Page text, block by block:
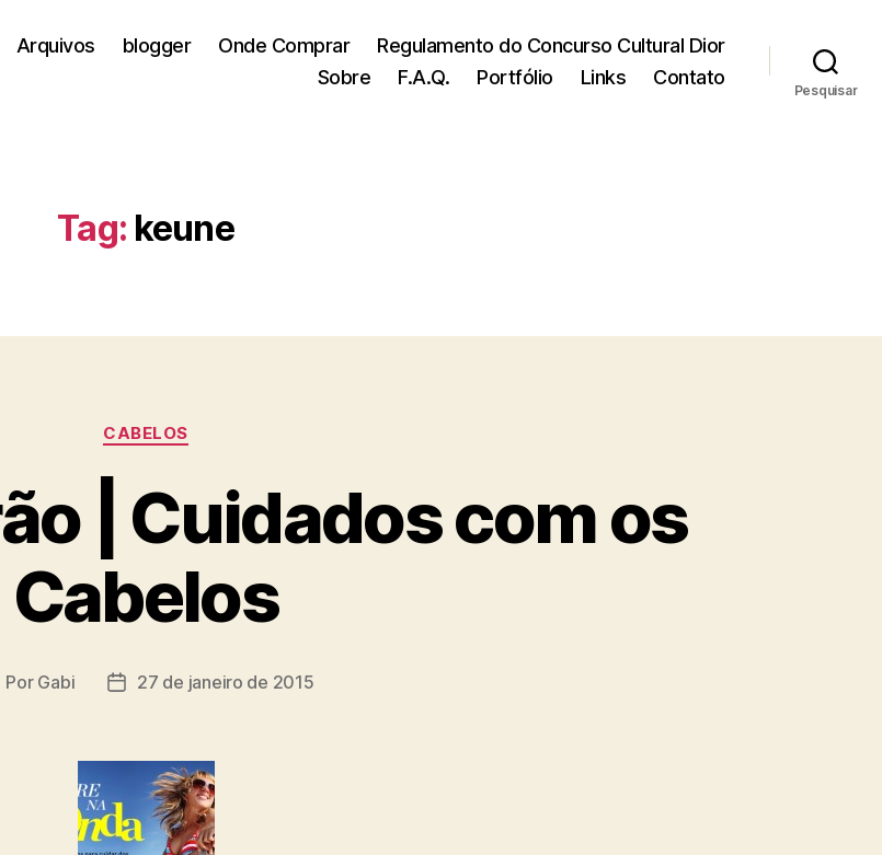
Arquivos blogger Onde Comprar
Regulamento do Concurso Cultural Dior
Sobre
F.A.Q. Portfólio Links Contato
Pesquisar
Tag: keune
Categorias
CABELOS
| Cuidados com os
Cabelos
Por Gabi
Data27 de janeiro de 2015